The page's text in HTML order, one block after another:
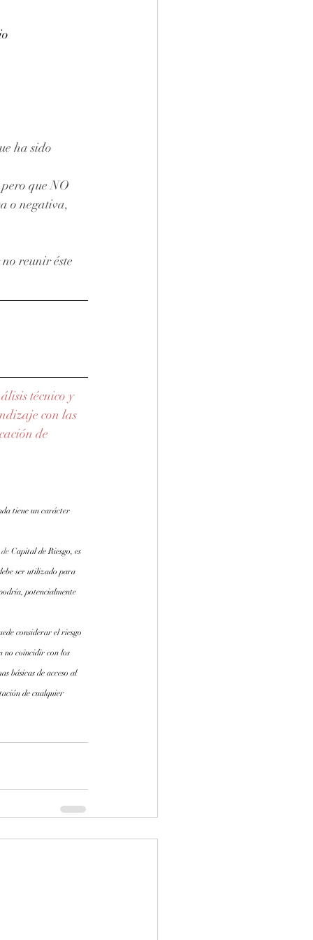
ha sido
que NO
o negativa,
reunir éste
técnico y
con las
de
tiene un carácter
Capital de Riesgo, es
ser utilizado para
potencialmente
considerar el riesgo
no coincidir con los
básicas de acceso al
de cualquier